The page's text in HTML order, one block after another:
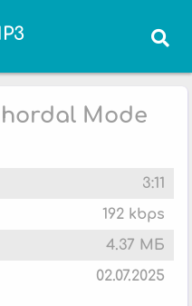
Mode
3:11
192 kbps
4.37 МБ
02.07.2025